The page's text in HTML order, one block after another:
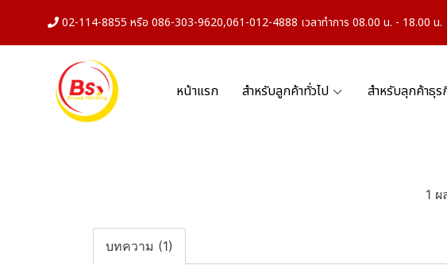
02-114-8855 หรือ 086-303-9620,061-012-4888 เวลาทำการ 08.00 น. - 18.00 น.
หน้าแรก สำหรับลูกค้าทั่วไป สำหรับลุกค้าธุร
1
บทความ (1)